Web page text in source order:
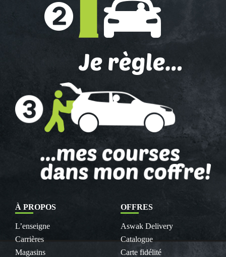
À PROPOS
L’enseigne
Carrières
Magasins
OFFRES
Aswak Delivery
Catalogue
Carte fidélité